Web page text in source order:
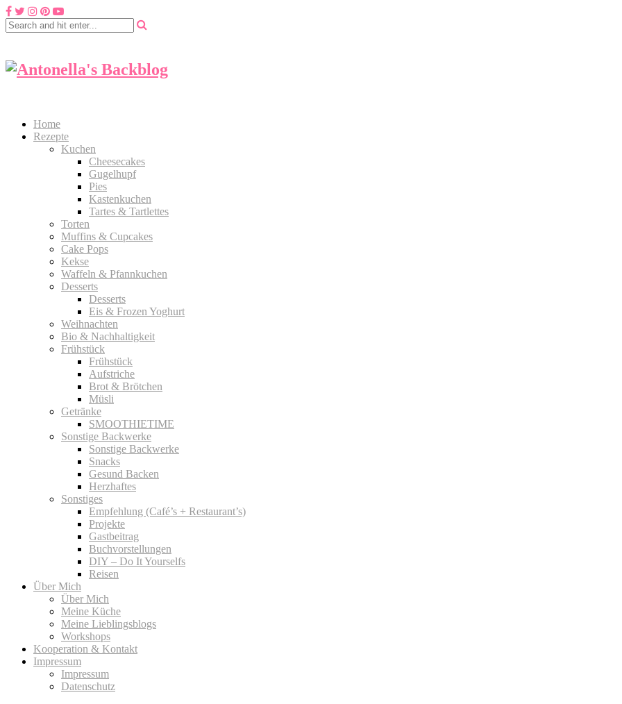
Home
Rezepte
Kuchen
Cheesecakes
Gugelhupf
Pies
Kastenkuchen
Tartes & Tartlettes
Torten
Muffins & Cupcakes
Cake Pops
Kekse
Waffeln & Pfannkuchen
Desserts
Desserts
Eis & Frozen Yoghurt
Weihnachten
Bio & Nachhaltigkeit
Frühstück
Frühstück
Aufstriche
Brot & Brötchen
Müsli
Getränke
SMOOTHIETIME
Sonstige Backwerke
Sonstige Backwerke
Snacks
Gesund Backen
Herzhaftes
Sonstiges
Empfehlung (Café’s + Restaurant’s)
Projekte
Gastbeitrag
Buchvorstellungen
DIY – Do It Yourselfs
Reisen
Über Mich
Über Mich
Meine Küche
Meine Lieblingsblogs
Workshops
Kooperation & Kontakt
Impressum
Impressum
Datenschutz